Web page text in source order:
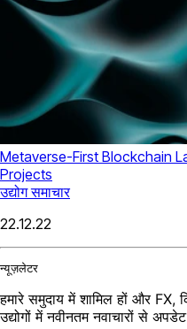
Metaverse-First Blockchain
Projects
उद्योग समाचार
22.12.22
न्यूज़लेटर
हमारे समुदाय में शामिल हों और FX,
उद्योगों में नवीनतम नवाचारों से